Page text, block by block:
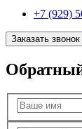
+7 (929)
Заказать звонок